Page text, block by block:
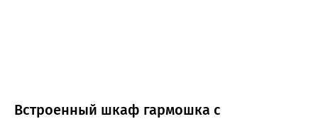
Встроенный шкаф гармошка с